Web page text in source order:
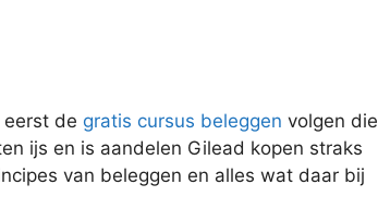
de gratis cursus beleggen volgen die
ijs en is aandelen Gilead kopen straks
van beleggen en alles wat daar bij